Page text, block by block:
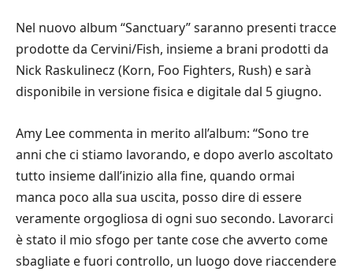
Nel nuovo album “Sanctuary” saranno presenti tracce
prodotte da Cervini/Fish, insieme a brani prodotti da
Nick Raskulinecz (Korn, Foo Fighters, Rush) e sarà
disponibile in versione fisica e digitale dal 5 giugno.
Amy Lee commenta in merito all’album: “Sono tre
anni che ci stiamo lavorando, e dopo averlo ascoltato
tutto insieme dall’inizio alla fine, quando ormai
manca poco alla sua uscita, posso dire di essere
veramente orgogliosa di ogni suo secondo. Lavorarci
è stato il mio sfogo per tante cose che avverto come
sbagliate e fuori controllo, un luogo dove riaccendere